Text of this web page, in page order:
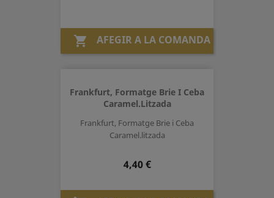
 AFEGIR A LA COMANDA
Frankfurt, Formatge Brie I Ceba
Caramel.litzada
Frankfurt, Formatge Brie i Ceba
Caramel.litzada
Preu
4,40 €